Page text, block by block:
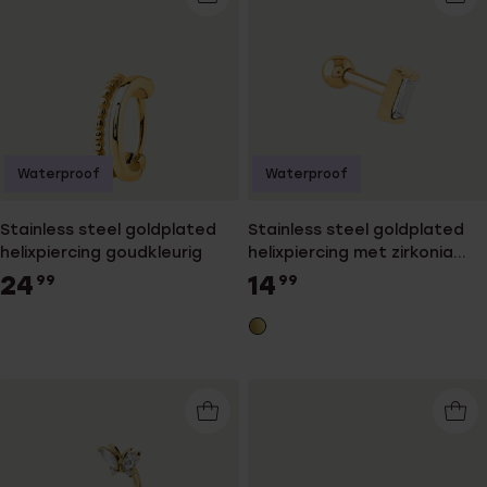
Stainless steel goldplated
helixpiercing goudkleurig
24 99
Waterproof
Stainless steel goldplated
helixpiercing met zirkonia
voor dames
14 99
Waterproof